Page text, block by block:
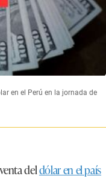
en el Perú en la jornada de
deldólar en el país